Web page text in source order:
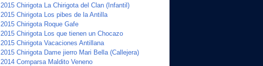
2015 Chirigota La Chirigota del Clan (Infantil)
2015 Chirigota Los pibes de la Antilla
2015 Chirigota Roque Gafe
2015 Chirigota Los que tienen un Chocazo
2015 Chirigota Vacaciones Antillana
2015 Chirigota Dame jierro Mari Bella (Callejera)
2014 Comparsa Maldito Veneno